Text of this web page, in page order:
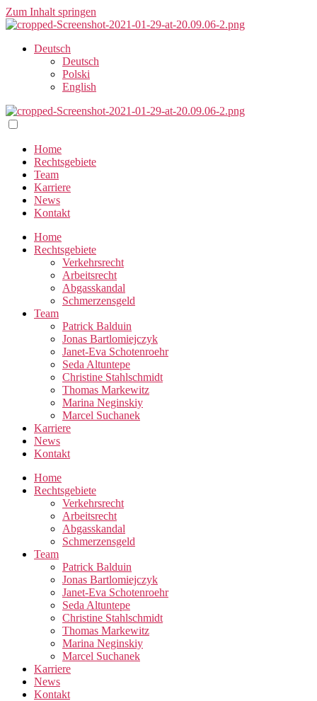
Zum Inhalt springen
Deutsch
Deutsch
Polski
English
Home
Rechtsgebiete
Team
Karriere
News
Kontakt
Home
Rechtsgebiete
Verkehrsrecht
Arbeitsrecht
Abgasskandal
Schmerzensgeld
Team
Patrick Balduin
Jonas Bartlomiejczyk
Janet-Eva Schotenroehr
Seda Altuntepe
Christine Stahlschmidt
Thomas Markewitz
Marina Neginskiy
Marcel Suchanek
Karriere
News
Kontakt
Home
Rechtsgebiete
Verkehrsrecht
Arbeitsrecht
Abgasskandal
Schmerzensgeld
Team
Patrick Balduin
Jonas Bartlomiejczyk
Janet-Eva Schotenroehr
Seda Altuntepe
Christine Stahlschmidt
Thomas Markewitz
Marina Neginskiy
Marcel Suchanek
Karriere
News
Kontakt